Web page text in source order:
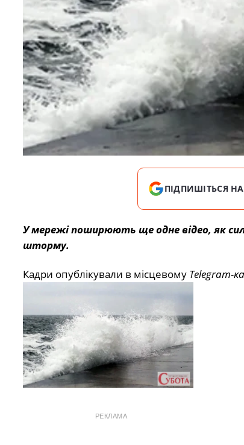
ПІДПИШІТЬСЯ НА
У мережі поширюють ще одне відео, як
шторму.
Кадри опублікували в місцевому Telegram-
РЕКЛАМА